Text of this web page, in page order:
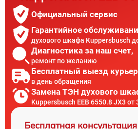
Официальный сервис
Гарантийное
духового шкафа Kuppersbusch
Диагностика за наш счет,
ремонт по желанию
Бесплатный выезд
в день обращения
Замена ТЭН духового
Kuppersbusch EEB 6550.8 JX3 от
Бесплатная